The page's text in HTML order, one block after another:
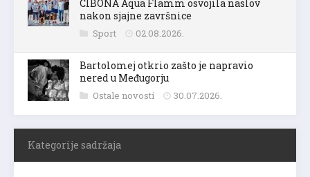
nakon sjajne završnice
Sport 02.08.2026.
Bartolomej otkrio zašto je napravio
nered u Međugorju
Ostale novosti 30.07.2026.
Kategorije sadržaja